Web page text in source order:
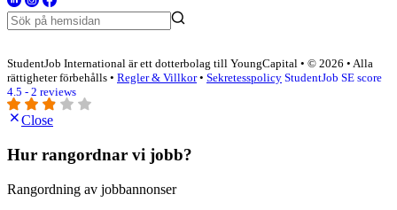
StudentJob International är ett dotterbolag till YoungCapital • © 2026 • Alla
rättigheter förbehålls • Regler & Villkor• Sekretesspolicy StudentJob SE score
4.5 - 2 reviews
Close
Hur rangordnar vi jobb?
Rangordning av jobbannonser